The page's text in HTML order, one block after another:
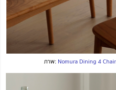
ภาพ: Nomura Dining 4